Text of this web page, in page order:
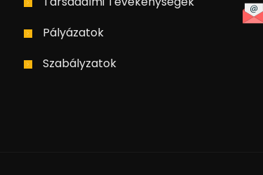
Pályázatok
Szabályzatok